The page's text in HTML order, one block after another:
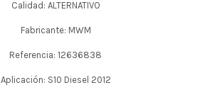
Calidad: ALTERNATIVO
Fabricante: MWM
Referencia: 12636838
Aplicación: S10 Diesel 2012